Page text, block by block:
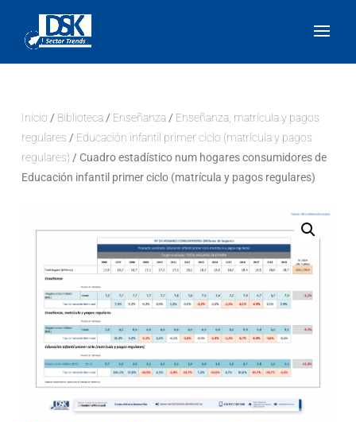
Inicio / Biblioteca/ Enseñanza/ Enseñanza, matrícula y pagos
regulares / Educación infantil primer ciclo (matrícula y pagos
regulares) / Cuadro estadístico num hogares consumidores de
Educación infantil primer ciclo (matrícula y pagos regulares)